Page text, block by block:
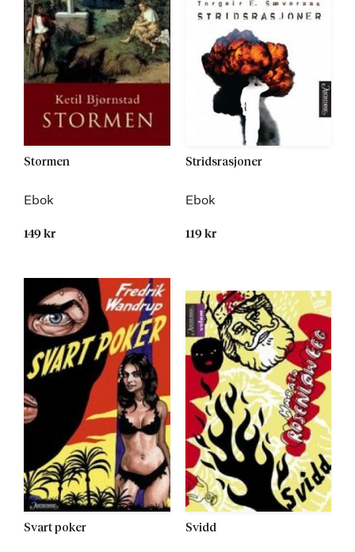
Stormen
Ebok
149 kr
Stridsrasjoner
Ebok
119 kr
Svart poker Svidd